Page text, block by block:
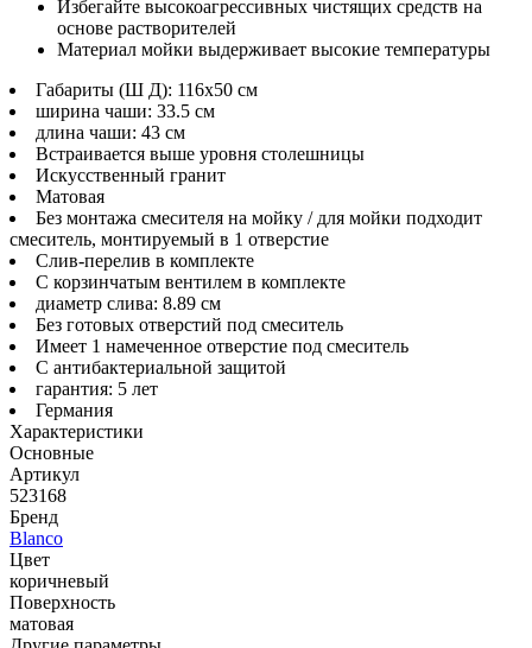
Избегайте высокоагрессивных чистящих средств на
основе растворителей
Материал мойки выдерживает высокие температуры
Габариты (Ш Д): 116x50 см
ширина чаши: 33.5 см
длина чаши: 43 см
Встраивается выше уровня столешницы
Искусственный гранит
Матовая
Без монтажа смесителя на мойку / для мойки подходит
смеситель, монтируемый в 1 отверстие
Слив-перелив в комплекте
С корзинчатым вентилем в комплекте
диаметр слива: 8.89 см
Без готовых отверстий под смеситель
Имеет 1 намеченное отверстие под смеситель
С антибактериальной защитой
гарантия: 5 лет
Германия
Характеристики
Основные
Артикул
523168
Бренд
Blanco
Цвет
коричневый
Поверхность
матовая